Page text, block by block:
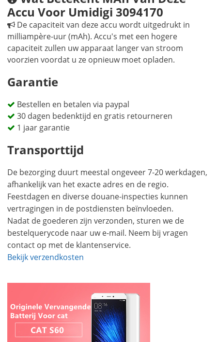
Accu Voor Umidigi 3094170
De capaciteit van deze accu wordt uitgedrukt in
milliampère-uur (mAh). Accu's met een hogere
capaciteit zullen uw apparaat langer van stroom
voorzien voordat u ze opnieuw moet opladen.
Garantie
Bestellen en betalen via paypal
30 dagen bedenktijd en gratis retourneren
1 jaar garantie
Transporttijd
De bezorging duurt meestal ongeveer 7-20 werkdagen,
afhankelijk van het exacte adres en de regio.
Feestdagen en diverse douane-inspecties kunnen
vertragingen in de postdiensten beïnvloeden.
Nadat de goederen zijn verzonden, sturen we de
bestelquerycode naar uw e-mail. Neem bij vragen
contact op met de klantenservice.
Bekijk verzendkosten